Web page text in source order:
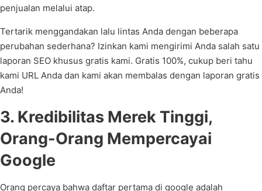
penjualan melalui atap.
Tertarik menggandakan lalu lintas Anda dengan beberapa
perubahan sederhana? Izinkan kami mengirimi Anda salah satu
laporan SEO khusus gratis kami. Gratis 100%, cukup beri tahu
kami URL Anda dan kami akan membalas dengan laporan gratis
Anda!
3. Kredibilitas Merek Tinggi,
Orang-Orang Mempercayai
Google
Orang percaya bahwa daftar pertama di google adalah